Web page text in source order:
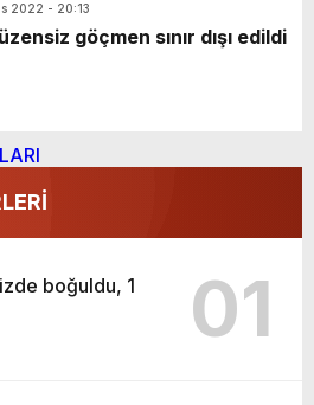
2022 - 20:13
göçmen sınır dışı edildi
boğuldu, 1
01